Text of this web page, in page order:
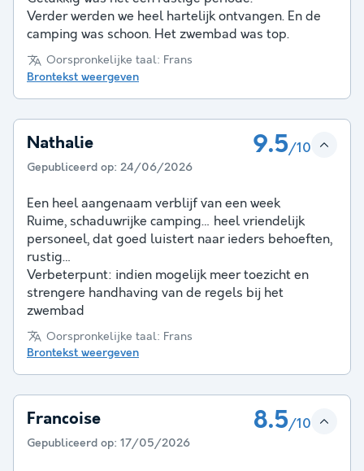
Verder werden we heel hartelijk ontvangen. En de
camping was schoon. Het zwembad was top.
Oorspronkelijke taal: Frans
Brontekst weergeven
Nathalie 9.5/10
Gepubliceerd op: 24/06/2026
Een heel aangenaam verblijf van een week
Ruime, schaduwrijke camping… heel vriendelijk
personeel, dat goed luistert naar ieders behoeften,
rustig…
Verbeterpunt: indien mogelijk meer toezicht en
strengere handhaving van de regels bij het
zwembad
Oorspronkelijke taal: Frans
Brontekst weergeven
Francoise 8.5/10
Gepubliceerd op: 17/05/2026